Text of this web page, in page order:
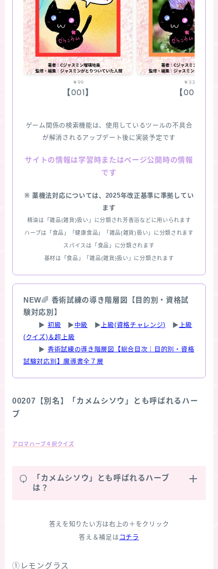
￥99
【001】
￥330
【002】
ゲーム関係の検索機能は、使用しているツールの不具合
が解消されるアップデート後に実装予定です
サイトの情報は学習時またはページ公開時の情報
です
※ 薬機法対応については、2025年改正基準に準拠してい
ます
精油は「雑品(雑貨)扱い」に分類され芳香浴などに用いられます
ハーブは「食品」「健康食品」「雑品(雑貨)扱い」に分類されます
スパイスは「食品」に分類されます
基材は「食品」「雑品(雑貨)扱い」に分類されます
NEW🌈 香術試練の導き階層図【目的別・資格試
験対応別】
▶ 初級 ▶ 中級 ▶ 上級(資格チャレンジ) ▶ 上級
(クイズ)＆超上級
▶ 香術試練の導き階層図【総合目次｜目的別・資格
試験対応別】魔導書全７層
00207【別名】「カメムシソウ」とも呼ばれるハー
ブ
アロマハーブ４択クイズ
Q
「カメムシソウ」とも呼ばれるハーブ
は？
答えを知りたい方は右上の＋をクリック
答え＆補足は コチラ
①レモングラス